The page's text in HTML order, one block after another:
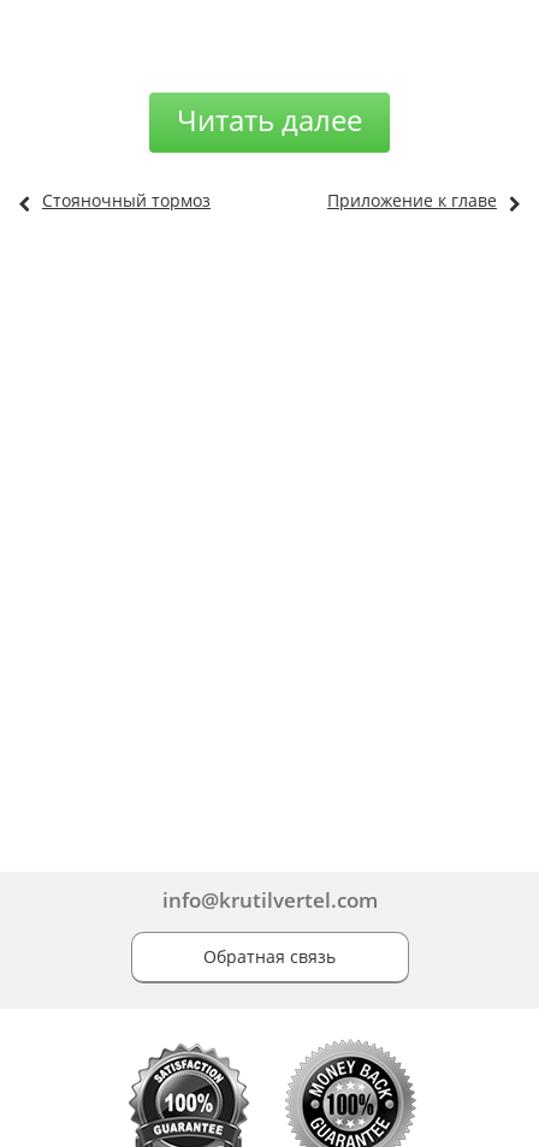
Читать далее
Стояночный тормоз Приложение к главе
info@krutilvertel.com
Обратная связь